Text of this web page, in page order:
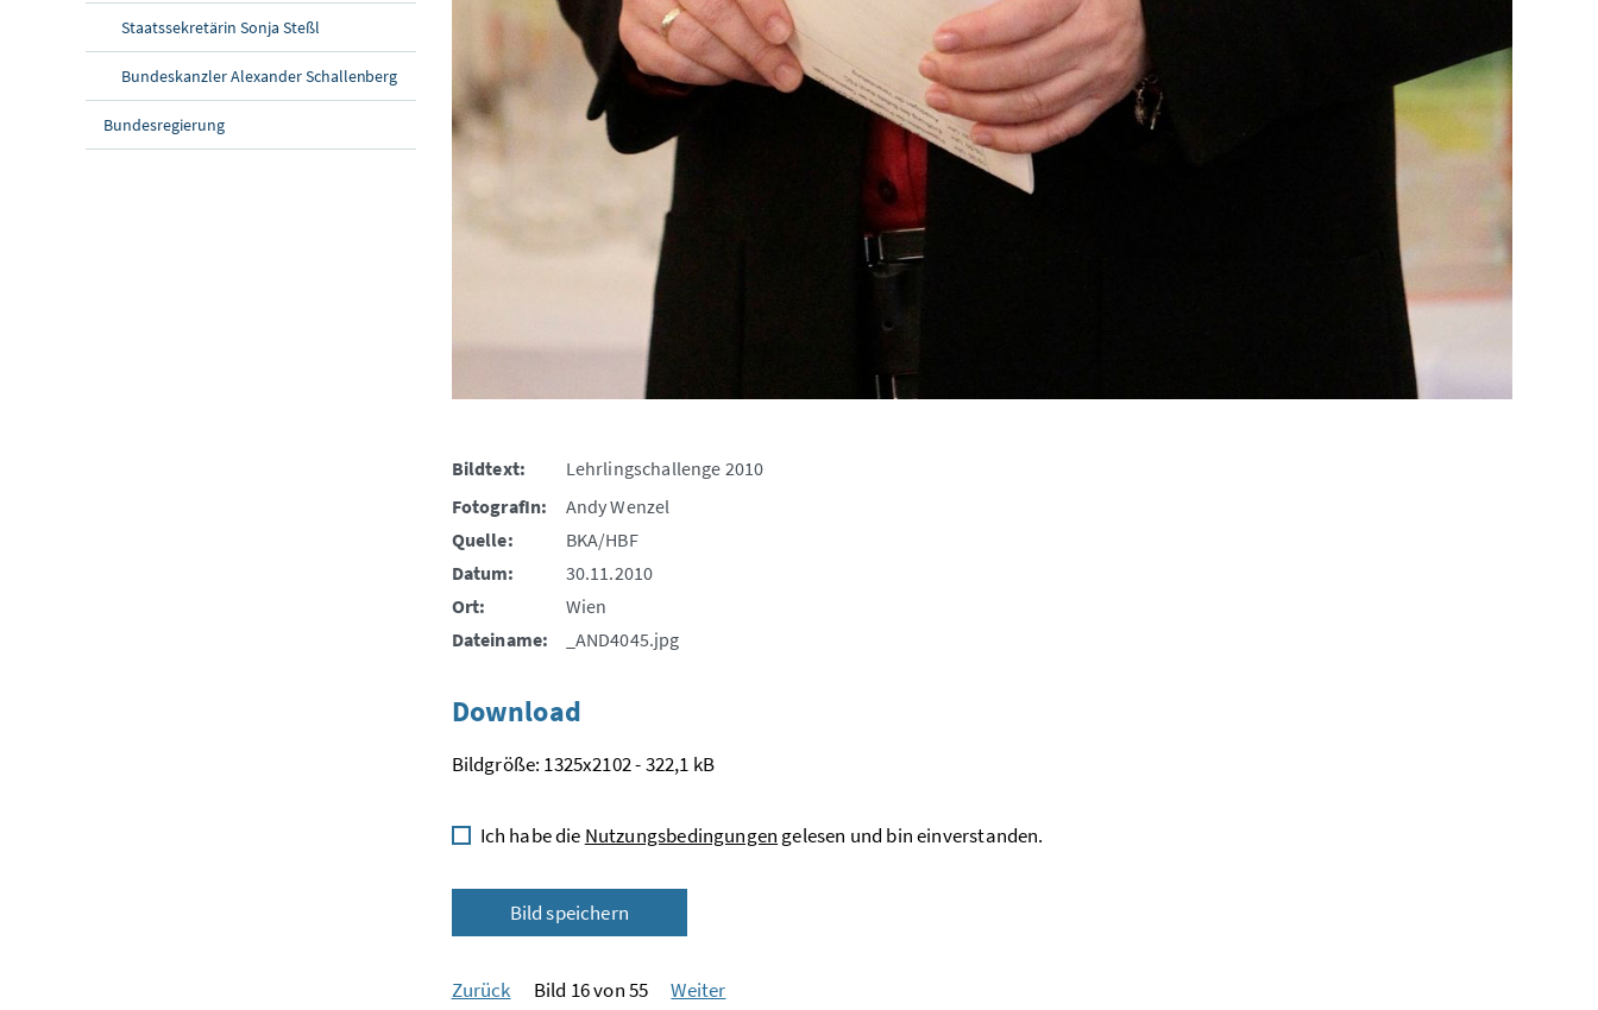
Staatssekretärin Sonja Steßl
Bundeskanzler Alexander Schallenberg
Bundesregierung
Bildtext:
Lehrlingschallenge 2010
FotografIn:
Andy Wenzel
Quelle:
BKA/HBF
Datum:
30.11.2010
Ort:
Wien
Dateiname:
_AND4045.jpg
Download
Bildgröße: 1325x2102 - 322,1 kB
Ich habe die Nutzungsbedingungen gelesen und bin einverstanden.
Bild speichern
Zurück Bild 16 von 55 Weiter